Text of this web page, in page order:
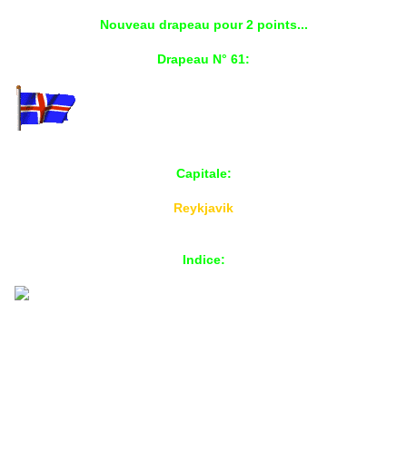
Nouveau drapeau pour 2 points...
Drapeau N° 61:
Capitale:
Reykjavik
Indice: